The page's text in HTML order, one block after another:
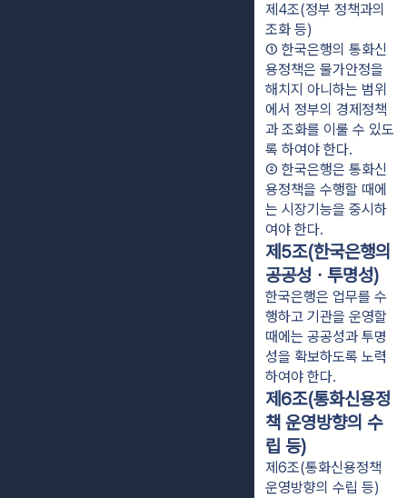
제4조(정부 정책과의
조화 등)
① 한국은행의 통화신
용정책은 물가안정을
해치지 아니하는 범위
에서 정부의 경제정책
과 조화를 이룰 수 있도
록 하여야 한다.
② 한국은행은 통화신
용정책을 수행할 때에
는 시장기능을 중시하
여야 한다.
제5조(한국은행의
공공성ㆍ투명성)
한국은행은 업무를 수
행하고 기관을 운영할
때에는 공공성과 투명
성을 확보하도록 노력
하여야 한다.
제6조(통화신용정
책 운영방향의 수
립 등)
제6조(통화신용정책
운영방향의 수립 등)